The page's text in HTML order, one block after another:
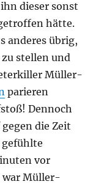
dieser sonst
hätte.
anderes übrig,
stellen und
Müller-
parieren
Dennoch
die Zeit
gefühlte
vor
war Müller-